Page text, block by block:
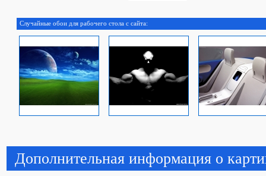
Случайные обои для рабочего стола с сайта:
Дополнительная информация о